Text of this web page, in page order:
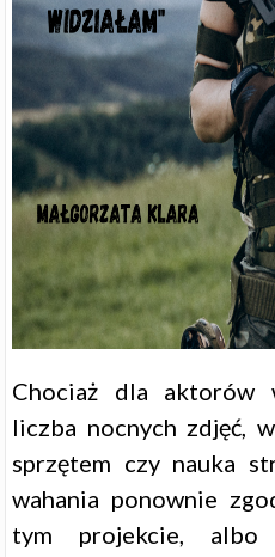
Chociaż dla aktorów
liczba nocnych zdjęć,
sprzętem czy nauka
wahania ponownie
tym projekcie, albo